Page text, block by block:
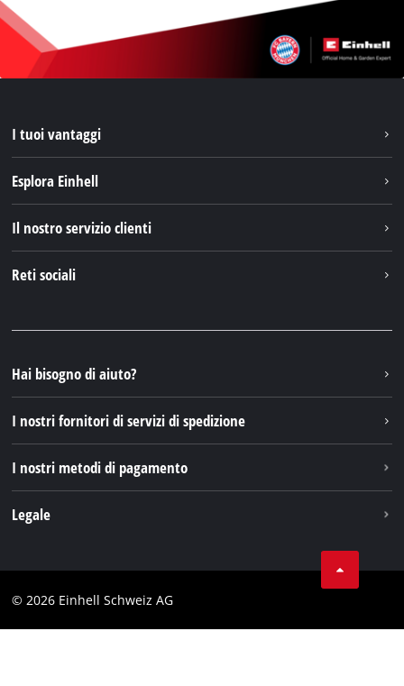
I tuoi vantaggi
Esplora Einhell
Einhell Germany AG
Il nostro servizio clienti
Reti sociali
Instagram
TikTok
Pinterest
Hai bisogno di aiuto?
I nostri fornitori di servizi di spedizione
I nostri metodi di pagamento
Legale
Testata
© 2026 Einhell Schweiz AG